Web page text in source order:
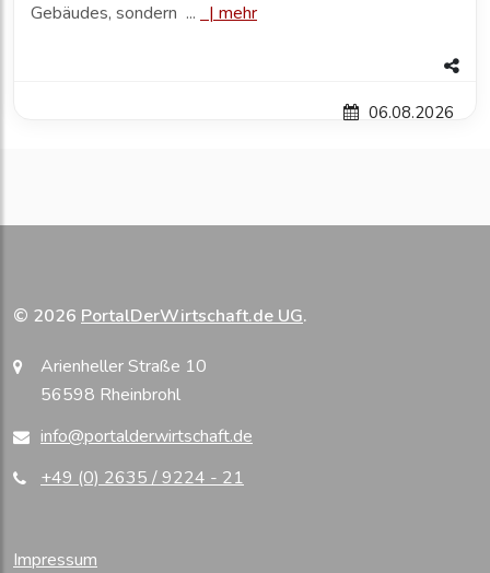
Gebäudes, sondern ...
| mehr
06.08.2026
© 2026 PortalDerWirtschaft.de UG.
Arienheller Straße 10
56598 Rheinbrohl
info@portalderwirtschaft.de
+49 (0) 2635 / 9224 - 21
Impressum